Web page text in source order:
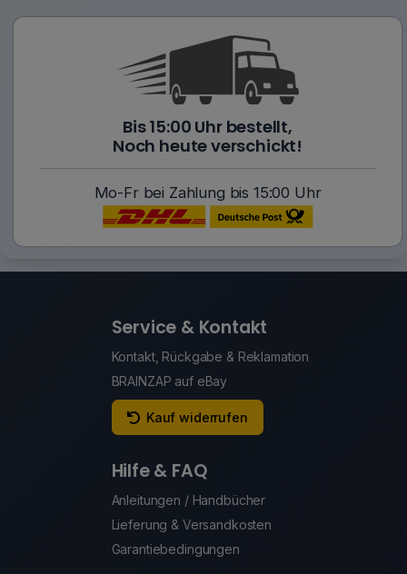
Bis 15:00 Uhr bestellt,
Noch heute verschickt!
Mo-Fr bei Zahlung bis 15:00 Uhr
Service & Kontakt
Kontakt, Rückgabe & Reklamation
BRAINZAP auf eBay
Kauf widerrufen
Hilfe & FAQ
Anleitungen / Handbücher
Lieferung & Versandkosten
Garantiebedingungen